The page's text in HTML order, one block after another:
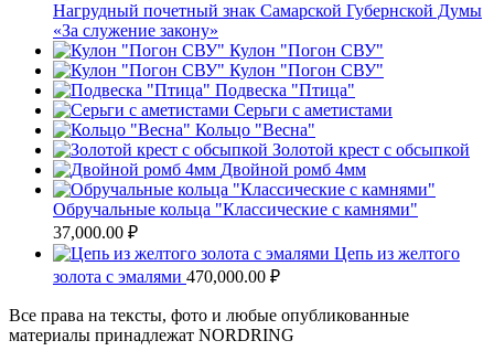
Нагрудный почетный знак Самарской Губернской Думы
«За служение закону»
Кулон "Погон СВУ"
Кулон "Погон СВУ"
Подвеска "Птица"
Серьги с аметистами
Кольцо "Весна"
Золотой крест с обсыпкой
Двойной ромб 4мм
Обручальные кольца "Классические с камнями"
37,000.00 ₽
Цепь из желтого
золота с эмалями 470,000.00 ₽
Все права на тексты, фото и любые опубликованные
материалы принадлежат NORDRING